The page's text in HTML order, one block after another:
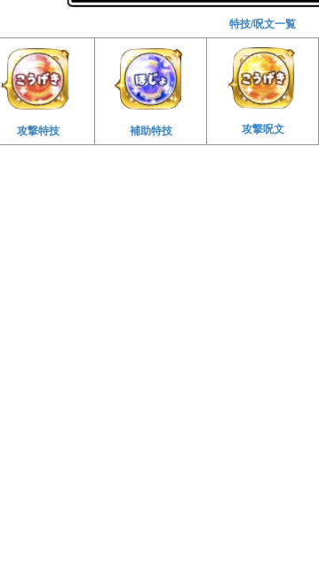
特技/呪文一覧
攻撃特技 補助特技 攻撃呪文